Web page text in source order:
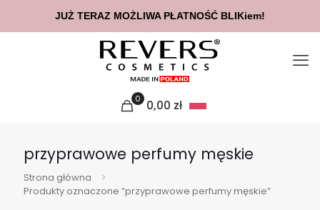
0 0,00 zł
przyprawowe perfumy męskie
Strona główna
Produkty oznaczone “przyprawowe perfumy męskie”
JUŻ TERAZ MOŻLIWA PŁATNOŚĆ BLIKiem!